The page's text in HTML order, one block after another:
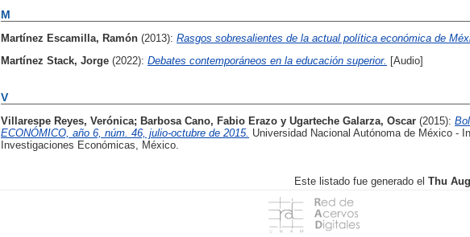
M
Martínez Escamilla, Ramón (2013): Rasgos sobresalientes de la actual política económica de
Martínez Stack, Jorge (2022): Debates contemporáneos en la educación superior. [Audio]
V
Villarespe Reyes, Verónica; Barbosa Cano, Fabio Erazo y Ugarteche Galarza, Oscar (2015):
ECONÓMICO, año 6, núm. 46, julio-octubre de 2015. Universidad Nacional Autónoma de México -
Investigaciones Económicas, México.
Este listado fue generado el Thu